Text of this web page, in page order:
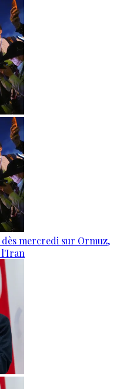
mercredi sur Ormuz,
l'Iran